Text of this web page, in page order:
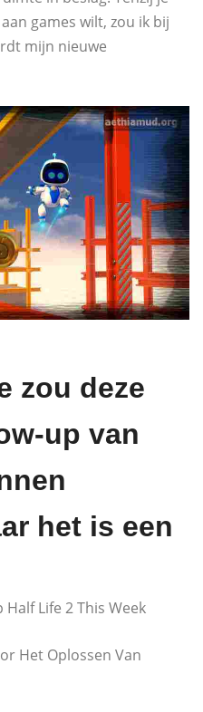
games wilt, zou ik bij
mijn nieuwe
zou deze
up van
het is een
Life 2 This Week
Het Oplossen Van